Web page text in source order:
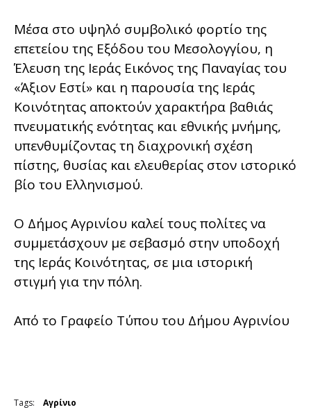
Μέσα στο υψηλό συμβολικό φορτίο της
επετείου της Εξόδου του Μεσολογγίου, η
Έλευση της Ιεράς Εικόνος της Παναγίας του
«Άξιον Εστί» και η παρουσία της Ιεράς
Κοινότητας αποκτούν χαρακτήρα βαθιάς
πνευματικής ενότητας και εθνικής μνήμης,
υπενθυμίζοντας τη διαχρονική σχέση
πίστης, θυσίας και ελευθερίας στον ιστορικό
βίο του Ελληνισμού.
Ο Δήμος Αγρινίου καλεί τους πολίτες να
συμμετάσχουν με σεβασμό στην υποδοχή
της Ιεράς Κοινότητας, σε μια ιστορική
στιγμή για την πόλη.
Από το Γραφείο Τύπου του Δήμου Αγρινίου
Tags: Αγρίνιο